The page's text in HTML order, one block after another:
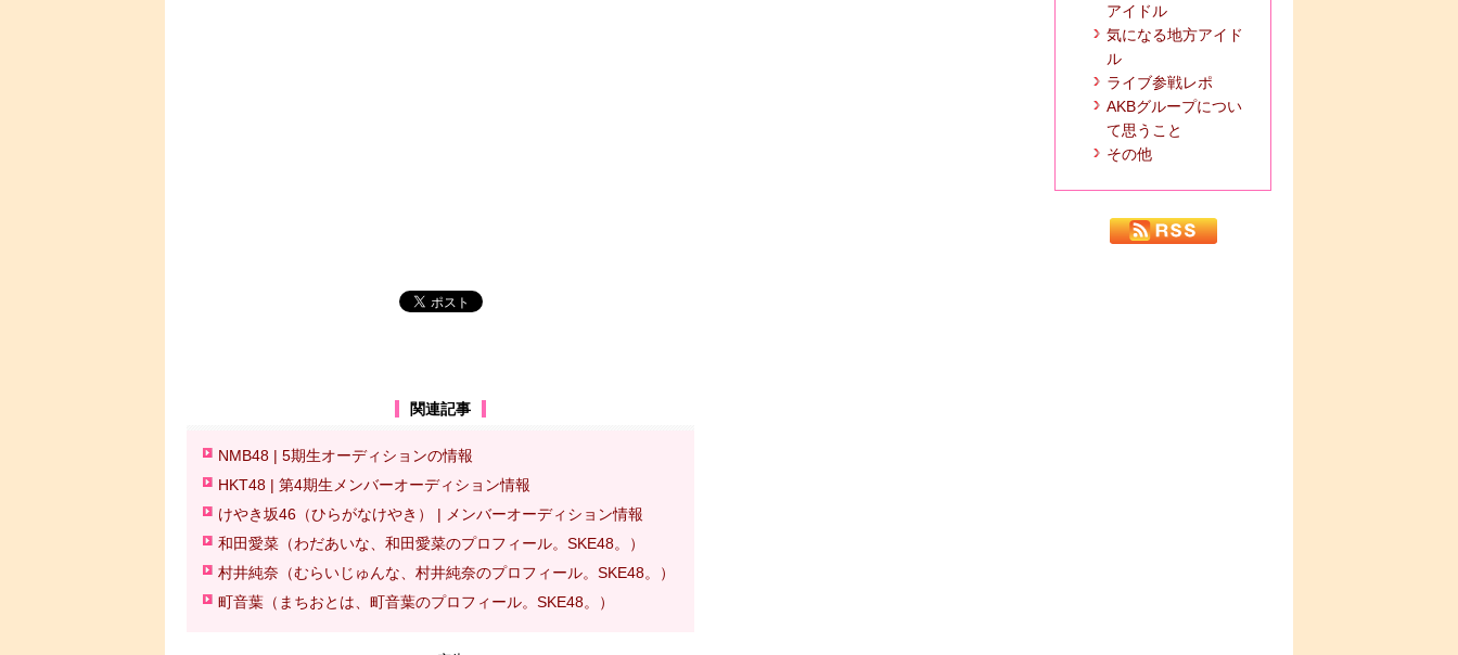
関連記事
NMB48 | 5期生オーディションの情報
HKT48 | 第4期生メンバーオーディション情報
けやき坂46（ひらがなけやき） | メンバーオーディション情報
和田愛菜（わだあいな、和田愛菜のプロフィール。SKE48。）
村井純奈（むらいじゅんな、村井純奈のプロフィール。SKE48。）
町音葉（まちおとは、町音葉のプロフィール。SKE48。）
アイドル
気になる地方アイド
ル
ライブ参戦レポ
AKBグループについ
て思うこと
その他